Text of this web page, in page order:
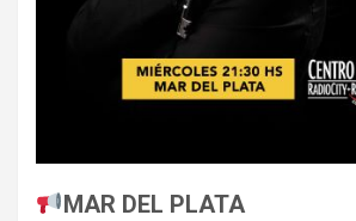
MAR DEL PLATA